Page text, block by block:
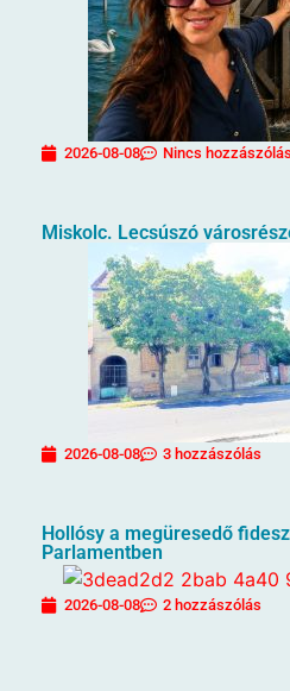
2026-08-08 Nincs hozzászólás
Miskolc. Lecsúszó
2026-08-08 3 hozzászólás
Hollósy a megüresedő
Parlamentben
2026-08-08 2 hozzászólás